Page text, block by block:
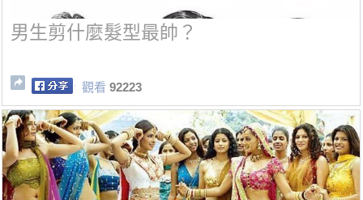
男生剪什麼髮型最帥？
觀看 92223